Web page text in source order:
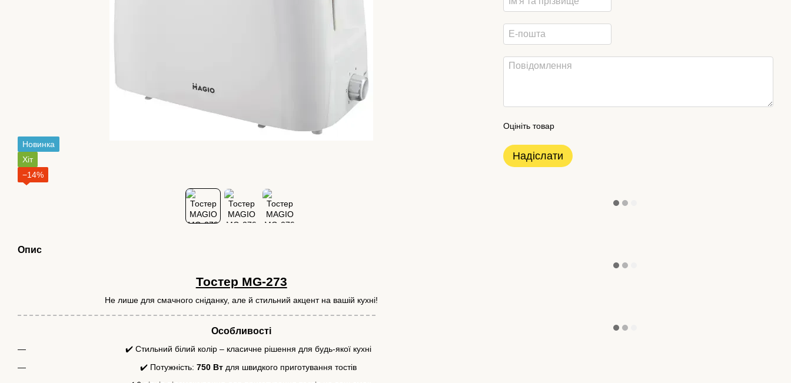
Новинка
Хіт
−14%
Опис
Тостер MG-273
Не лише для смачного сніданку, але й стильний акцент на вашій кухні!
Особливості
✔️ Стильний білий колір – класичне рішення для будь-якої кухні
✔️ Потужність:750 Вт для швидкого приготування тостів
Оцініть товар
Надіслати